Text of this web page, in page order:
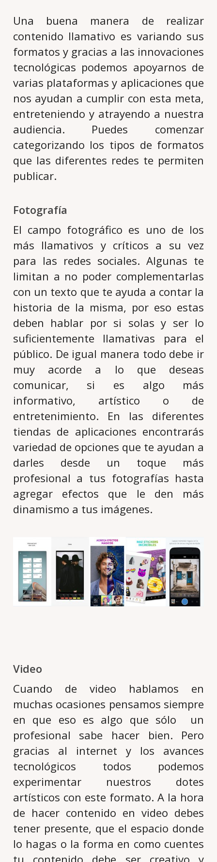
Una buena manera de realizar
contenido llamativo es variando sus
formatos y gracias a las innovaciones
tecnológicas podemos apoyarnos de
varias plataformas y aplicaciones que
nos ayudan a cumplir con esta meta,
entreteniendo y atrayendo a nuestra
audiencia. Puedes comenzar
categorizando los tipos de formatos
que las diferentes redes te permiten
publicar.
Fotografía
El campo fotográfico es uno de los
más llamativos y críticos a su vez
para las redes sociales. Algunas te
limitan a no poder complementarlas
con un texto que te ayuda a contar la
historia de la misma, por eso estas
deben hablar por si solas y ser lo
suficientemente llamativas para el
público. De igual manera todo debe ir
muy acorde a lo que deseas
comunicar, si es algo más
informativo, artístico o de
entretenimiento. En las diferentes
tiendas de aplicaciones encontrarás
variedad de opciones que te ayudan a
darles desde un toque más
profesional a tus fotografías hasta
agregar efectos que le den más
dinamismo a tus imágenes.
Video
Cuando de video hablamos en
muchas ocasiones pensamos siempre
en que eso es algo que sólo un
profesional sabe hacer bien. Pero
gracias al internet y los avances
tecnológicos todos podemos
experimentar nuestros dotes
artísticos con este formato. A la hora
de hacer contenido en video debes
tener presente, que el espacio donde
lo hagas o la forma en como cuentes
tu contenido debe ser creativo y